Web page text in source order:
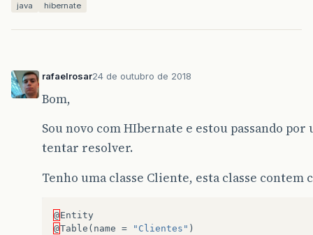
java hibernate
rafaelrosar24 de outubro de 2018
Bom,
Sou novo com HIbernate e estou passando
tentar resolver.
Tenho uma classe Cliente, esta classe contem
@Entity
@Table ( name = "Clientes" )